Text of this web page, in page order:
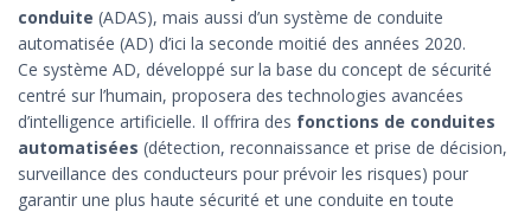
conduite (ADAS), mais aussi d’un système de conduite
automatisée (AD) d’ici la seconde moitié des années 2020.
Ce système AD, développé sur la base du concept de sécurité
centré sur l’humain, proposera des technologies avancées
d’intelligence artificielle. Il offrira des fonctions de conduites
automatisées (détection, reconnaissance et prise de décision,
surveillance des conducteurs pour prévoir les risques) pour
garantir une plus haute sécurité et une conduite en toute